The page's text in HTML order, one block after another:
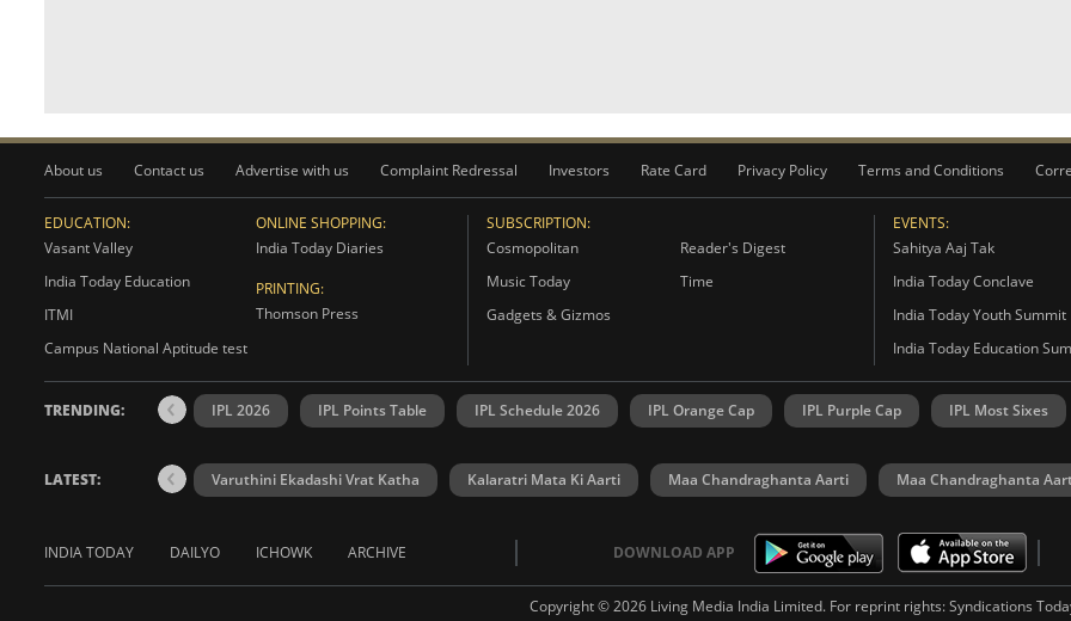
About us Contact us Advertise with us Complaint Redressal Investors Rate Card Privacy Policy Terms and Conditions
EDUCATION:
Vasant Valley
India Today Education
ITMI
Campus National Aptitude test
ONLINE SHOPPING:
India Today Diaries
PRINTING:
Thomson Press
SUBSCRIPTION:
Cosmopolitan
Reader's Digest
Music Today
Time
Gadgets & Gizmos
EVENTS:
Sahitya Aaj Tak
India Today Conclave
India Today Youth Summit
India Today Education
TRENDING: IPL 2026 IPL Points Table IPL Schedule 2026 IPL Orange Cap IPL Purple Cap IPL Most Sixes
LATEST: Varuthini Ekadashi Vrat Katha Kalaratri Mata Ki Aarti Maa Chandraghanta Aarti Maa Chandraghanta
INDIA TODAY DAILYO ICHOWK ARCHIVE DOWNLOAD APP
Copyright © 2026 Living Media India Limited. For reprint rights:Syndications